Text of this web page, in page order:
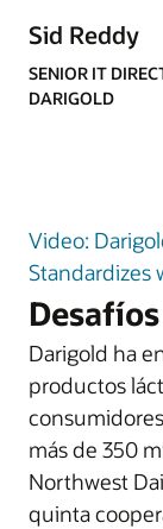
Sid Reddy
SENIOR IT
DARIGOLD
Video:
Standardizes
Darigold ha
productos
más de 350
Northwest
quinta